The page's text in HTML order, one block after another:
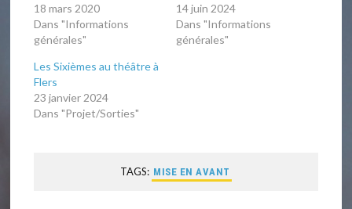
18 mars 2020
Dans "Informations
générales"
14 juin 2024
Dans "Informations
générales"
Les Sixièmes au théâtre à
Flers
23 janvier 2024
Dans "Projet/Sorties"
TAGS: MISE EN AVANT